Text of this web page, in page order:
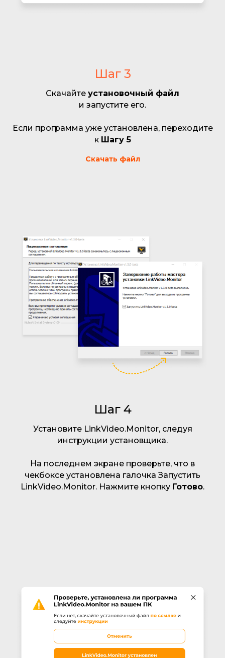
Шаг 3
Скачайте установочный файл
и запустите его.
Если программа уже установлена, переходите
к Шагу 5
Скачать файл
Шаг 4
Установите LinkVideo.Monitor, следуя
инструкции установщика.
На последнем экране проверьте, что в
чекбоксе установлена галочкаЗапустить
LinkVideo.Monitor. Нажмите кнопку Готово.